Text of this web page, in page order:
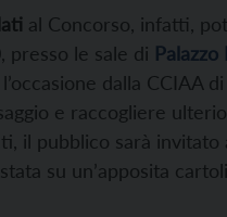
al Concorso, infatti,
presso le sale di
dalla CCIAA
e raccogliere
il pubblico sarà
su un’apposita